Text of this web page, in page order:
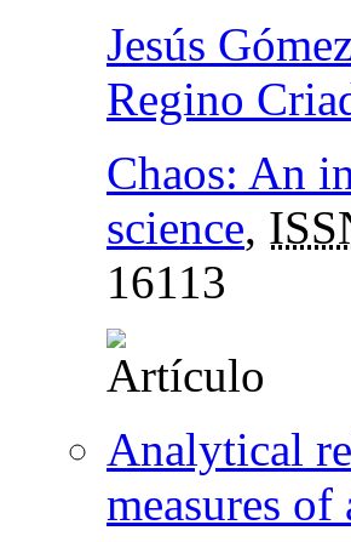
Jesús
Regino
Chaos: An
science,
16113
Analytical
measures